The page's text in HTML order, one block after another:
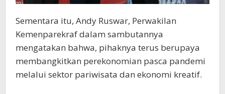
Sementara itu, Andy Ruswar, Perwakilan
Kemenparekraf dalam sambutannya
mengatakan bahwa, pihaknya terus berupaya
membangkitkan perekonomian pasca pandemi
melalui sektor pariwisata dan ekonomi kreatif.